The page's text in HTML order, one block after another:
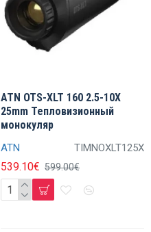
ATN TIMNOXLT125X
ATN OTS-XLT 160 2.5-10X
25mm Тепловизионный
монокуляр
539.10€ 599.00€